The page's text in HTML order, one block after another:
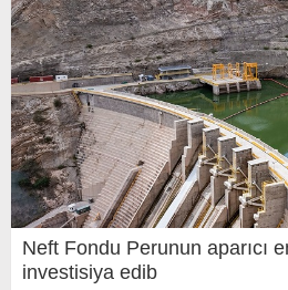
Neft Fondu Perunun aparıcı
investisiya edib